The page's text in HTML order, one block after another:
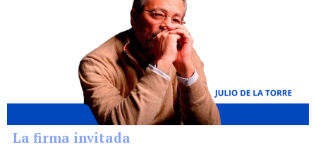
La firma invitada